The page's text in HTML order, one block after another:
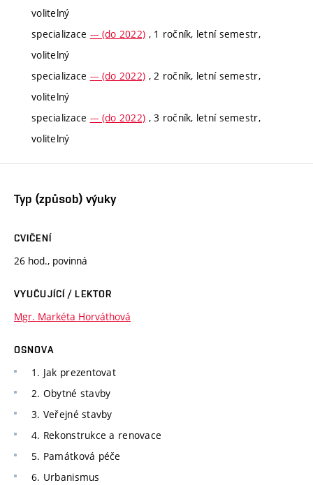
volitelný
specializace --- (do 2022) , 1 ročník, letní semestr,
volitelný
specializace --- (do 2022) , 2 ročník, letní semestr,
volitelný
specializace --- (do 2022) , 3 ročník, letní semestr,
volitelný
Typ (způsob) výuky
CVIČENÍ
26 hod., povinná
VYUČUJÍCÍ / LEKTOR
Mgr. Markéta Horváthová
OSNOVA
1. Jak prezentovat
2. Obytné stavby
3. Veřejné stavby
4. Rekonstrukce a renovace
5. Památková péče
6. Urbanismus